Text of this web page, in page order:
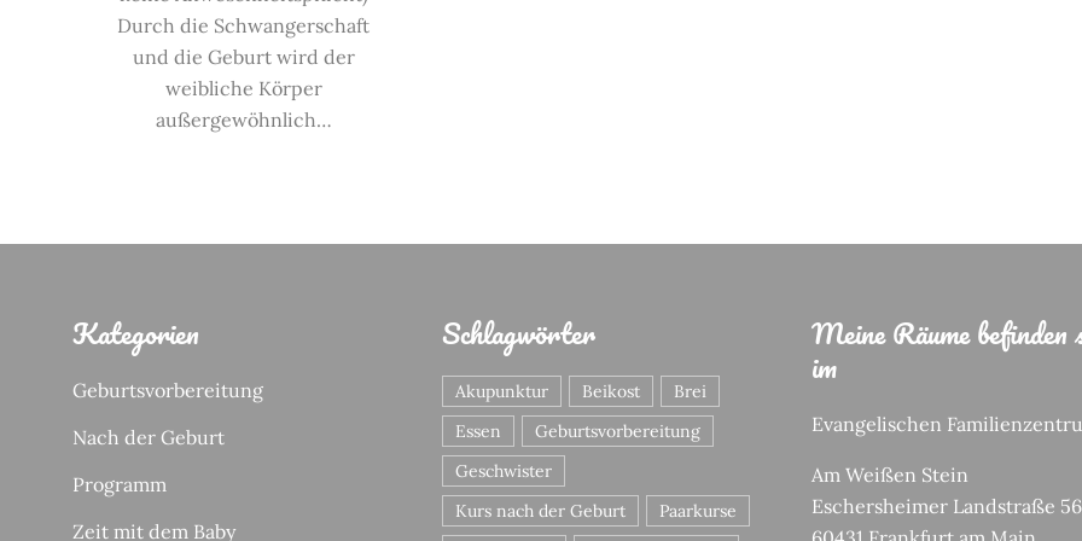
Durch die Schwangerschaft
und die Geburt wird der
weibliche Körper
außergewöhnlich…
Kategorien
Geburtsvorbereitung
Nach der Geburt
Programm
Zeit mit dem Baby
Schlagwörter
Akupunktur Beikost
Brei
Essen
Geburtsvorbereitung
Geschwister
Kurs nach der Geburt
Paarkurse
Meine Räume befinden
im
Evangelischen
Am Weißen Stein
Eschersheimer Landstraße